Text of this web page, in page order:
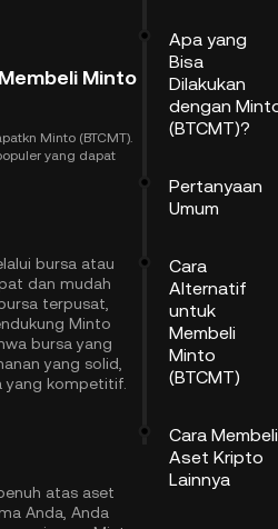
Minto
Minto (BTCMT).
yang dapat
bursa atau
dan mudah
terpusat,
Minto
bursa yang
yang solid,
yang kompetitif.
atas aset
Anda, Anda
Apa yang
Bisa
Dilakukan
dengan
(BTCMT)?
Pertanyaan
Umum
Cara
Alternatif
untuk
Membeli
Minto
(BTCMT)
Cara Membeli
Aset Kripto
Lainnya